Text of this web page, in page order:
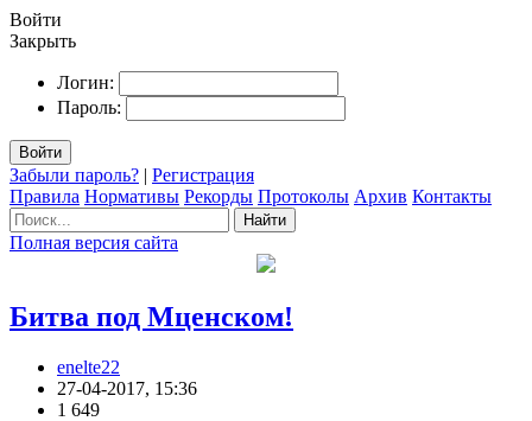
Войти
Закрыть
Логин:
Пароль:
Войти
Забыли пароль? | Регистрация
Правила Нормативы Рекорды Протоколы Архив Контакты
Найти
Полная версия сайта
Битва под Мценском!
enelte22
27-04-2017, 15:36
1 649